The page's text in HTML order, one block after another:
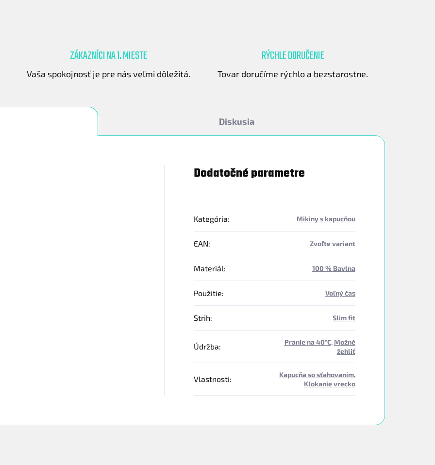
ZÁKAZNÍCI NA 1. MIESTE
Vaša spokojnosť je pre nás veľmi dôležitá.
RÝCHLE DORUČENIE
Tovar doručíme rýchlo a bezstarostne.
Diskusia
Dodatočné parametre
Kategória: Mikiny s kapucňou
EAN: Zvoľte variant
Materiál: 100 % Bavlna
Použitie: Voľný čas
Strih: Slim fit
Údržba: Pranie na 40°C, Možné
žehliť
Vlastnosti: Kapucňa so sťahovaním,
Klokanie vrecko